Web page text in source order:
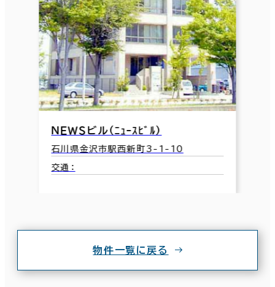
ＮＥＷＳビル（ﾆｭｰｽﾋﾞﾙ）
石川県金沢市駅西新町3-1-10
交通：
物件一覧に戻る